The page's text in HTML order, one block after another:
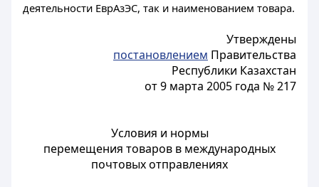
деятельности ЕврАзЭС, так и наименованием товара.
Утверждены
постановлением Правительства
Республики Казахстан
от 9 марта 2005 года № 217
Условия и нормы
перемещения товаров в международных
почтовых отправлениях